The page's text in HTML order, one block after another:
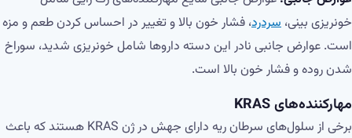
خونریزی بینی، سردرد، فشار خون بالا و تغییر در احساس کردن طعم و مزه
است. عوارض جانبی نادر این دسته داروها شامل خونریزی شدید، سوراخ
شدن روده و فشار خون بالا است.
مهارکننده‌هایKRAS
برخی از سلول‌های سرطان ریه دارای جهش در ژن KRAS هستند که باعث